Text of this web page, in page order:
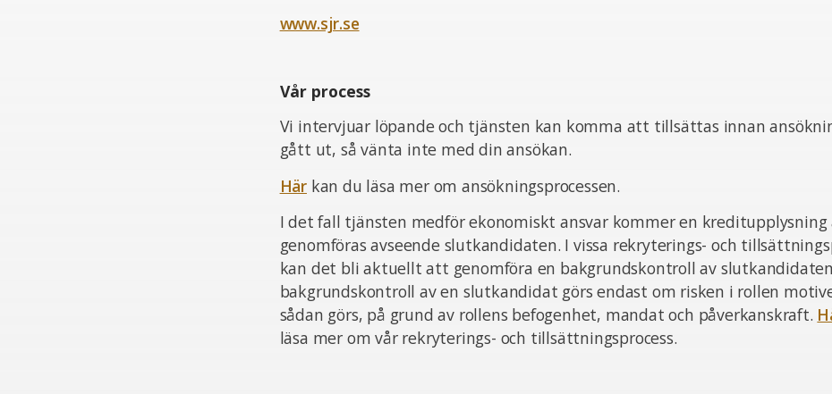
www.sjr.se
Vår process
Vi intervjuar löpande och tjänsten kan komma att tillsättas innan
gått ut, så vänta inte med din ansökan.
Härkan du läsa mer om ansökningsprocessen.
I det fall tjänsten medför ekonomiskt ansvar kommer en
genomföras avseende slutkandidaten. I vissa rekryterings- och
kan det bli aktuellt att genomföra en bakgrundskontroll av
bakgrundskontroll av en slutkandidat görs endast om risken i rollen
sådan görs, på grund av rollens befogenhet, mandat och påverkanskraft.
läsa mer om vår rekryterings- och tillsättningsprocess.